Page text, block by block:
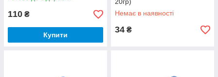
110 ₴
Купити
Немає в наявності
34 ₴